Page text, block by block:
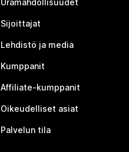
Uramahdollisuudet
Sijoittajat
Lehdistö ja media
Kumppanit
Affiliate-kumppanit
Oikeudelliset asiat
Palvelun tila